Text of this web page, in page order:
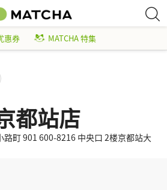
惠券 MATCHA 特集
都站店
町 901 600-8216 中央口 2楼京都站大